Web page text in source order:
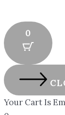
0
Your Cart Is